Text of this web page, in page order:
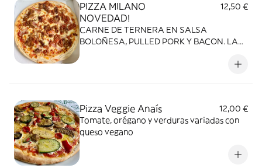
PIZZA MILANO
NOVEDAD!
12,50 €
CARNE DE TERNERA EN SALSA
BOLOÑESA, PULLED PORK Y BACON. LA
Pizza Veggie Anaís
12,00 €
Tomate, orégano y verduras variadas con
queso vegano